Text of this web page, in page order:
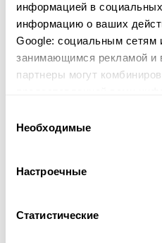
информацией в
информацию о ваших
Google: социальным сетям
занимающимся рекламой и
партнеры могут
вами их сервисов.
согласия
Необходимые
Настроечные
Статистические
Сделать